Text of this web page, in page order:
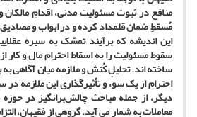
منافع در ثبوت مسئولیت مدنی، اقدامِ مالکان
مُسقطِ ضمان قلمداد کرده­ و در ابواب و مصادیق
این اندیشه که برآیند تمسّک به سیره‌
سقوط مسئولیت را به اسقاط احترام مال و کار
ساخته ­اند. تحلیلِ کُنش و ملازمه میان آگاهی به
احترام از یک سو، و تأثیرگذاری این ملازمه
دیگر، از جمله مباحث چالش‌برانگیز در
معاملات به شمار می­ آید. گروهی از فقیهان،